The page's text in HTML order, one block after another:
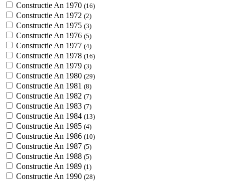
Constructie An 1970 (16)
Constructie An 1972 (2)
Constructie An 1975 (3)
Constructie An 1976 (5)
Constructie An 1977 (4)
Constructie An 1978 (16)
Constructie An 1979 (3)
Constructie An 1980 (29)
Constructie An 1981 (8)
Constructie An 1982 (7)
Constructie An 1983 (7)
Constructie An 1984 (13)
Constructie An 1985 (4)
Constructie An 1986 (10)
Constructie An 1987 (5)
Constructie An 1988 (5)
Constructie An 1989 (1)
Constructie An 1990 (28)